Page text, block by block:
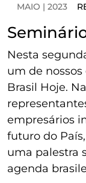
MAIO | 2023
Nesta
um de
Brasil Hoje.
empresários
futuro do
uma palestra
agenda